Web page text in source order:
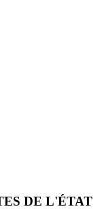
DE L'ÉTAT